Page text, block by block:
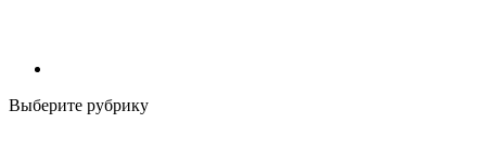
Выберите рубрику